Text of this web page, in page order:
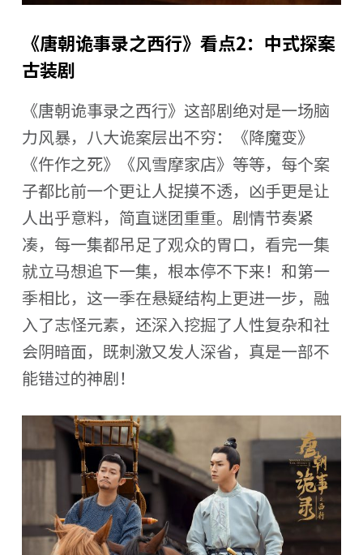
《唐朝诡事录之西行》看点2：中式探案
古装剧
《唐朝诡事录之西行》这部剧绝对是一场脑
力风暴，八大诡案层出不穷：《降魔变》
《仵作之死》《风雪摩家店》等等，每个案
子都比前一个更让人捉摸不透，凶手更是让
人出乎意料，简直谜团重重。剧情节奏紧
凑，每一集都吊足了观众的胃口，看完一集
就立马想追下一集，根本停不下来！和第一
季相比，这一季在悬疑结构上更进一步，融
入了志怪元素，还深入挖掘了人性复杂和社
会阴暗面，既刺激又发人深省，真是一部不
能错过的神剧！